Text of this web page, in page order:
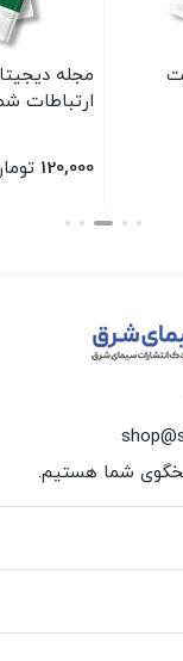
مجله
ارتباطات
120,000
بستن